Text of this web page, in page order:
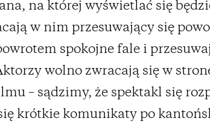
na której wyświetlać się
w nim przesuwający się
spokojne fale i
wolno zwracają się w
– sądzimy, że spektakl się
krótkie komunikaty po